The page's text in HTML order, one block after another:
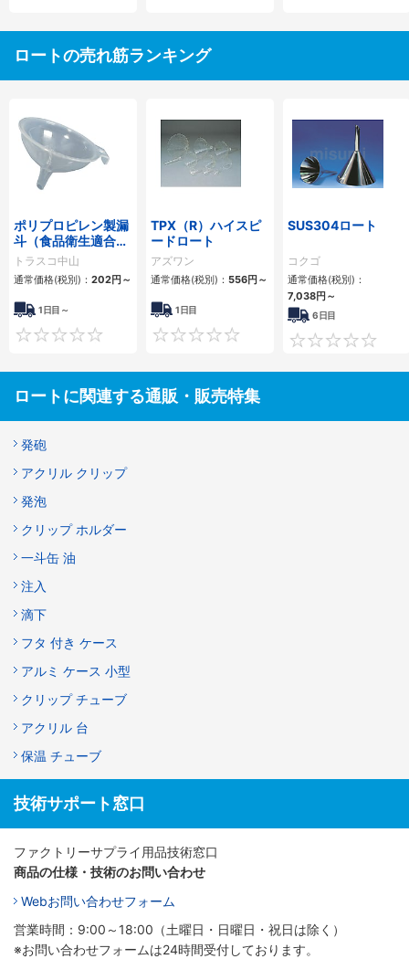
ロートの売れ筋ランキング
ポリプロピレン製漏
斗（食品衛生適合タ
イプ）
トラスコ中山
通常価格(税別)： 202円 ～
1日目～
0
TPX（R）ハイスピ
ードロート
アズワン
通常価格(税別)： 556円 ～
1日目
0
SUS304ロート
コクゴ
通常価格(税別)：
7,038円 ～
6日目
ロートに関連する通販・販売特集
発砲
アクリル クリップ
発泡
クリップ ホルダー
一斗缶 油
注入
滴下
フタ 付き ケース
アルミ ケース 小型
クリップ チューブ
アクリル 台
保温 チューブ
技術サポート窓口
ファクトリーサプライ用品技術窓口
商品の仕様・技術のお問い合わせ
Webお問い合わせフォーム
営業時間：9:00～18:00（土曜日・日曜日・祝日は除く）
※お問い合わせフォームは24時間受付しております。